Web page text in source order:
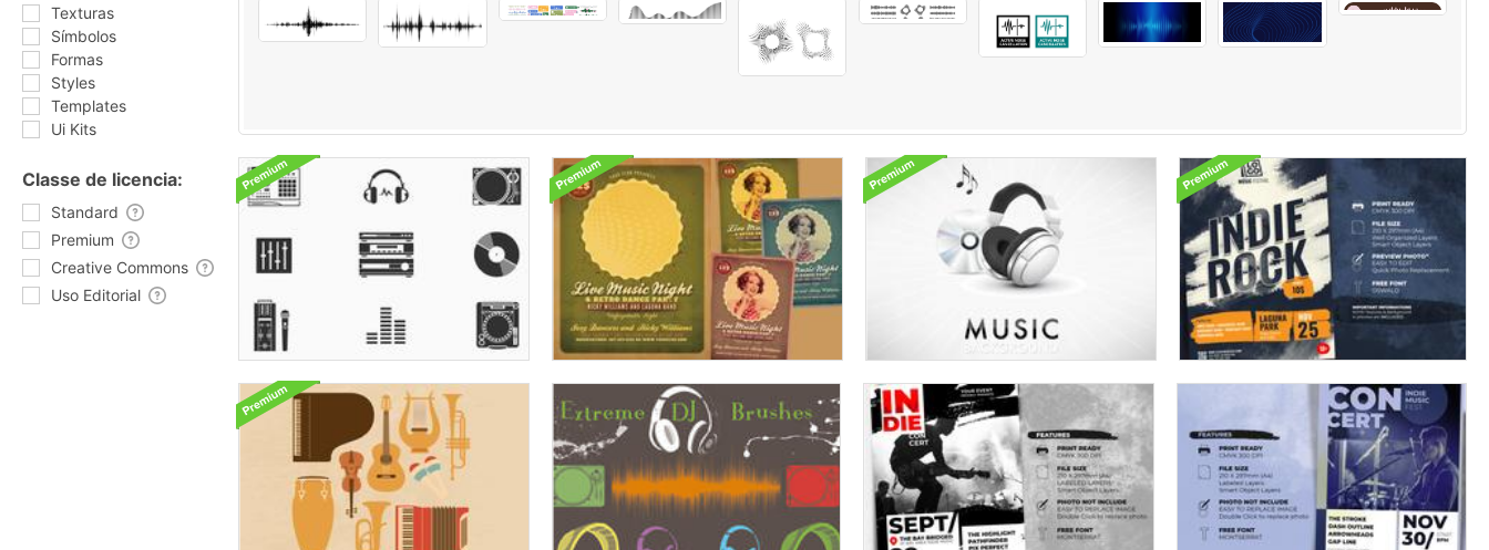
Texturas
Símbolos
Formas
Styles
Templates
Ui Kits
Classe de licencia:
Standard
Premium
Creative Commons
Uso Editorial